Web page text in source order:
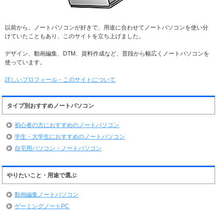
以前から、ノートパソコンが好きで、用途に合わせてノートパソコンを使い分
けていたこともあり、このサイトを立ち上げました。
デザイン、動画編集、DTM、資料作成など、普段から幅広くノートパソコンを
使っています。
詳しいプロフィール・このサイトについて
タイプ別おすすめノートパソコン
初心者の方におすすめのノートパソコン
学生・大学生におすすめのノートパソコン
自宅用パソコン・ノートパソコン
やりたいこと・用途で選ぶ
動画編集ノートパソコン
ゲーミングノートPC